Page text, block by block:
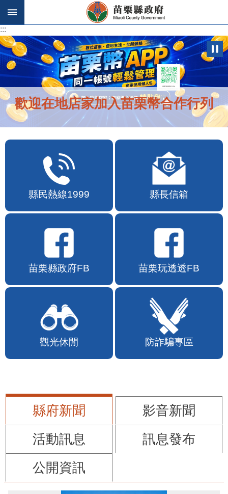
跳到主要內容區塊
:::
:::
歡迎在地店家加入苗栗幣合作行列
縣民熱線1999 縣長信箱
苗栗縣政府FB 苗栗玩透透FB
觀光休閒 防詐騙專區
縣府新聞
影音新聞
活動訊息
訊息發布
公開資訊